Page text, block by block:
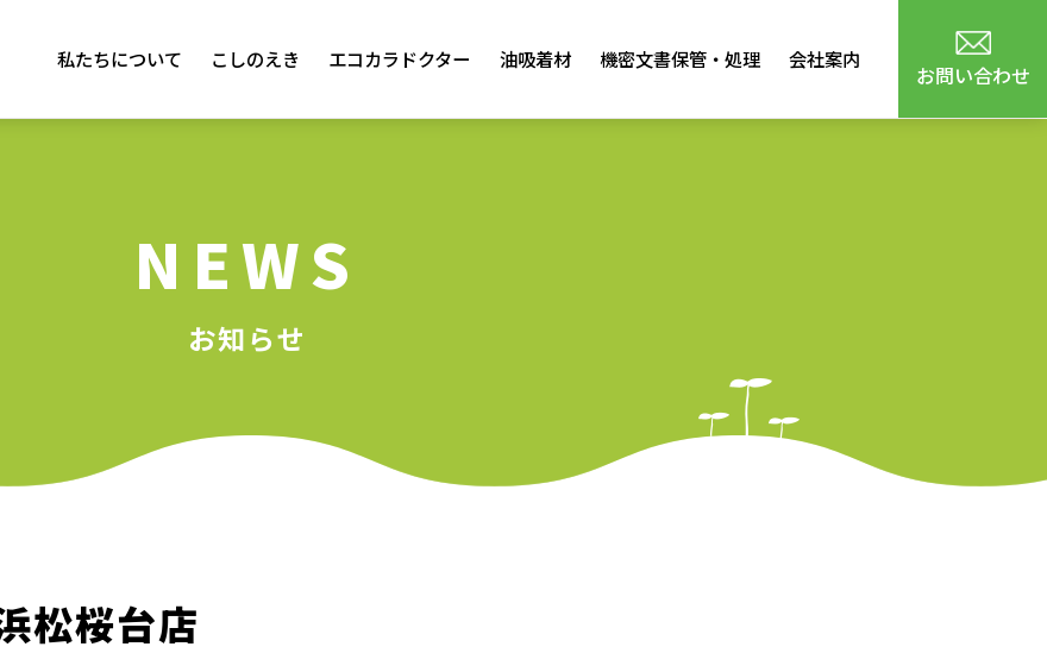
私たちについて こしのえき エコカラドクター 油吸着材 機密文書保管・処理 会社案内
お問い合わせ
NEWS
お知らせ
松桜台店